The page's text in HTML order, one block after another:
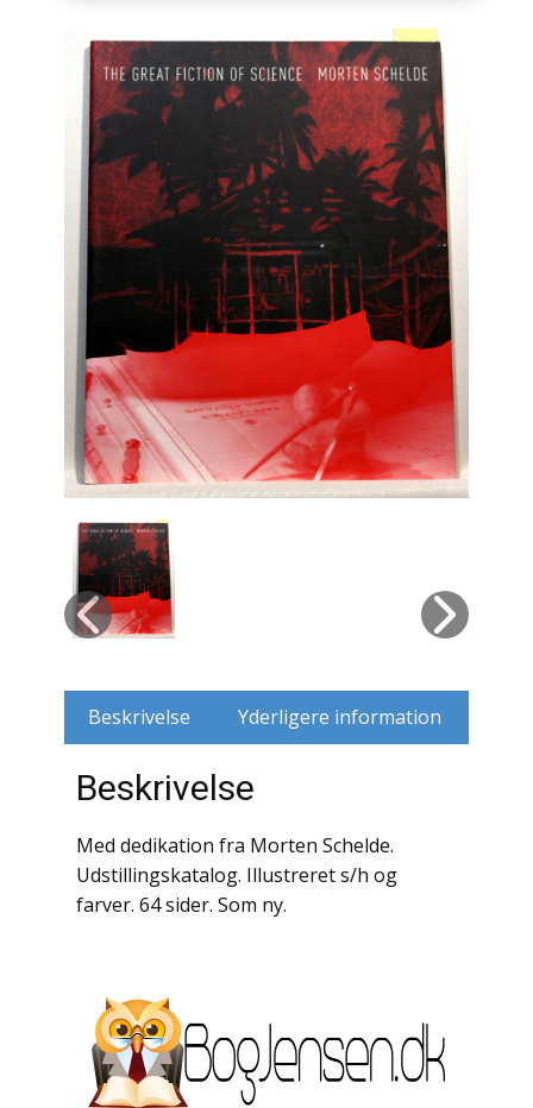
Drikkevare / Øl / Vin
Engelsk
Erhverv
Europa
Fantasy / Sciencefiction
Filosofi
Håndarbejde
Håndværk
Historie
Hobby
Hus / Have
Husdyr
Jernbaner
Kirkehistorie / Religion
Krige / Slag
Krop / Sind
Landbrug / Skovbrug
Litteraturhistorie
Beskrivelse Yderligere information
Beskrivelse
Med dedikation fra Morten Schelde.
Udstillingskatalog. Illustreret s/h og
farver. 64 sider. Som ny.